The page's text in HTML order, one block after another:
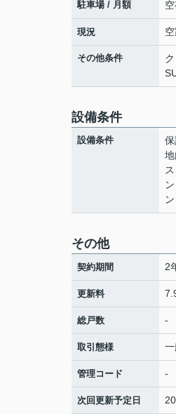
駐車場 / 月額
現況
その他条件
設備条件
設備条件
その他
契約期間 2
更新料
総戸数 -
取引態様
管理コード -
次回更新予定日